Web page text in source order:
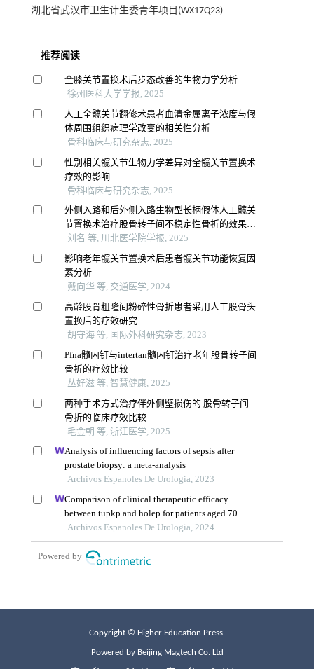
湖北省武汉市卫生计生委青年项目(WX17Q23)
Copyright © Higher Education Press.
Powered by Beijing Magtech Co. Ltd